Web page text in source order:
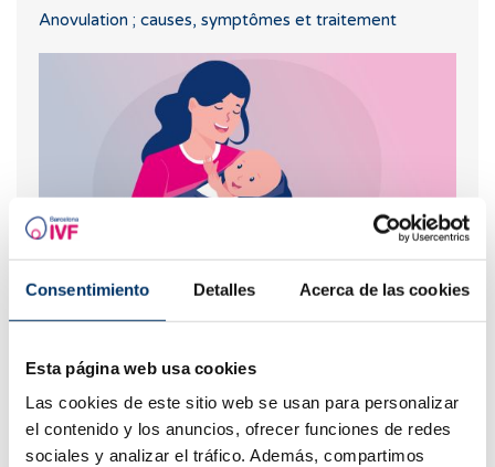
Consentimiento Detalles Acerca de las cookies
Esta página web usa cookies
Las cookies de este sitio web se usan para personalizar
el contenido y los anuncios, ofrecer funciones de redes
sociales y analizar el tráfico. Además, compartimos
Anovulation ; causes, symptômes et traitement
Étude de cas : le parcours de Tania vers la maternité
grâce au diagnostic génétique préimplantatoire (DPI)
Les plus lus